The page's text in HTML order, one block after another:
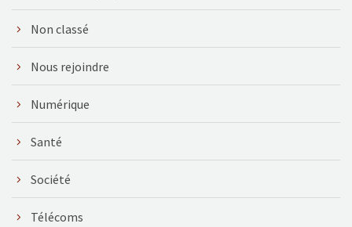
Non classé
Nous rejoindre
Numérique
Santé
Société
Télécoms